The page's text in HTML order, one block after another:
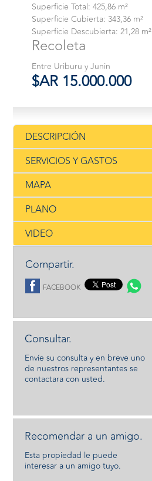
Superficie Total: 425,86 m²
Superficie Cubierta: 343,36 m²
Superficie Descubierta: 21,28 m²
Recoleta
Entre Uriburu y Junin
$AR 15.000.000
DESCRIPCIÓN
SERVICIOS Y GASTOS
MAPA
PLANO
VIDEO
Compartir.
FACEBOOK
Consultar.
Envíe su consulta y en breve uno
de nuestros representantes se
contactara con usted.
Recomendar a un amigo.
Esta propiedad le puede
interesar a un amigo tuyo.